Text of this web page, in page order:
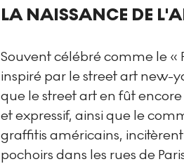
LA NAISSANCE DE
Souvent célébré comme le «
inspiré par le street art new-
que le street art en fût
et expressif, ainsi que le
graffitis américains,
pochoirs dans les rues de